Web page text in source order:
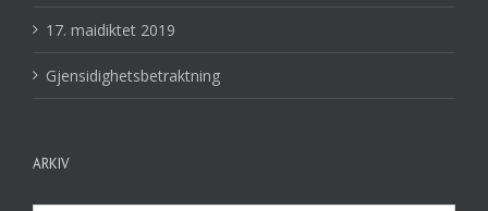
17. maidiktet 2019
Gjensidighetsbetraktning
ARKIV